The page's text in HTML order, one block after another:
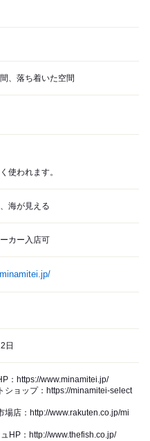
、落ち着いた空間
使われます。
海が見える
カー入店可
日
：https://www.minamitei.jp/
ショップ：https://minamitei-select
場店：http://www.rakuten.co.jp/mi
HP：http://www.thefish.co.jp/